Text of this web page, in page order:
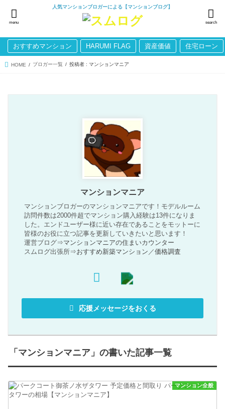
人気マンションブロガーによる【マンションブログ】
search
menu
おすすめマンション HARUMI FLAG 資産価値 住宅ローン
HOME ブロガー一覧 投稿者 : マンションマニア
マンションマニア
マンションブロガーのマンションマニアです！モデルルーム
訪問件数は2000件超でマンション購入経験は13件になりま
した。エンドユーザー様に近い存在であることをモットーに
皆様のお役に立つ記事を更新していきたいと思います！
運営ブログ⇒マンションマニアの住まいカウンター
スムログ出張所⇒おすすめ新築マンション ／価格調査
応援メッセージをおくる
「マンションマニア」の書いた記事一覧
マンション全般